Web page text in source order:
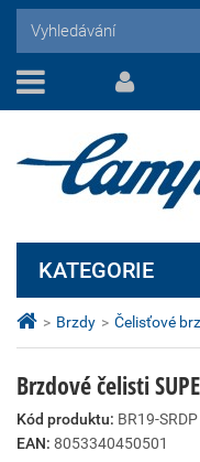
> Brzdy > Čelisťové
Brzdové čelisti
Kód produktu: BR19-SRDP
EAN: 8053340450501
KATEGORIE